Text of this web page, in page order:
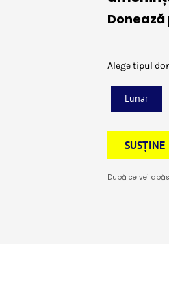
Alege tipul
Lunar
SUSȚINE
După ce vei